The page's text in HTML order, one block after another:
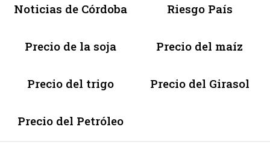
Noticias de Córdoba Riesgo País
Precio de la soja Precio del maíz
Precio del trigo Precio del Girasol
Precio del Petróleo